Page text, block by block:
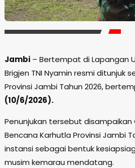
Jambi – Bertempat di Lapangan
Brigjen TNI Nyamin resmi ditunjuk
Provinsi Jambi Tahun 2026,
(10/6/2026).
Penunjukan tersebut
Bencana Karhutla Provinsi Jambi
instansi sebagai bentuk
musim kemarau mendatang.